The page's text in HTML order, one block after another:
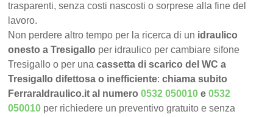
trasparenti, senza costi nascosti o sorprese alla fine del
lavoro.
Non perdere altro tempo per la ricerca di un idraulico
onesto a Tresigallo per idraulico per cambiare sifone
Tresigallo o per unacassetta di scarico del WC a
Tresigallo difettosa o inefficiente:chiama subito
FerraraIdraulico.it al numero0532 050010 e0532
050010 per richiedere un preventivo gratuito e senza